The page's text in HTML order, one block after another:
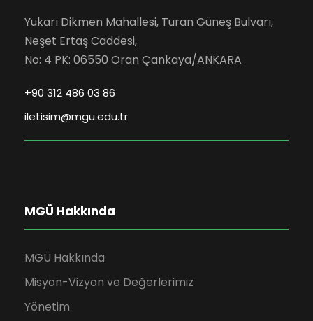
Yukarı Dikmen Mahallesi, Turan Güneş Bulvarı,
Neşet Ertaş Caddesi,
No: 4 PK: 06550 Oran Çankaya/ANKARA
+90 312 486 03 86
iletisim@mgu.edu.tr
MGÜ Hakkında
MGÜ Hakkında
Misyon-Vizyon ve Değerlerimiz
Yönetim